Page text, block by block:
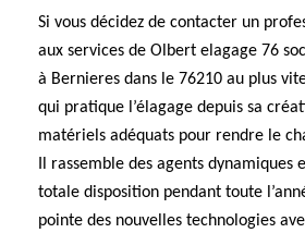
Si vous décidez de contacter un
aux services de Olbert elagage 76
à Bernieres dans le 76210 au plus
qui pratique l’élagage depuis sa
matériels adéquats pour rendre le
Il rassemble des agents dynamiques
totale disposition pendant toute
pointe des nouvelles technologies